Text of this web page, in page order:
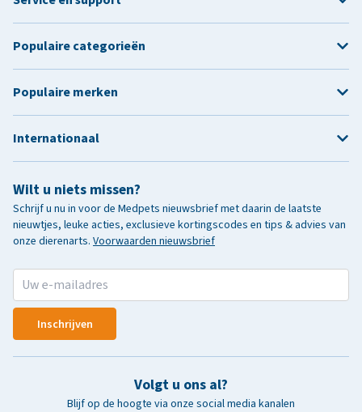
Wilt u niets missen?
Schrijf u nu in voor de Medpets nieuwsbrief met daarin de laatste
nieuwtjes, leuke acties, exclusieve kortingscodes en tips & advies van
onze dierenarts. Voorwaarden nieuwsbrief
Inschrijven
Volgt u ons al?
Blijf op de hoogte via onze social media kanalen
Populaire categorieën
Populaire merken
Internationaal